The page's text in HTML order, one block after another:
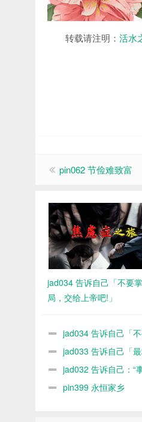
转载请注明： 活水
pin062 节俭难致富
jad034 告诉自己「不要
局，交给上帝吧!」
jad034 告诉自己「
jad033 告诉自己「
jad032 告诉自己：“
pin399 永恒家乡